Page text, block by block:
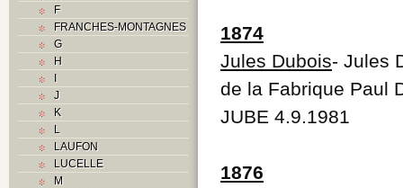
F
FRANCHES-MONTAGNES
G
H
I
J
K
L
LAUFON
LUCELLE
M
1874
Jules Dubois- Jules
de la Fabrique Paul
JUBE 4.9.1981
1876